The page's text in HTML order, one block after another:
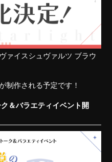
ァイスシュヴァルツ ブラウ
制作される予定です！
＆バラエティイベント開